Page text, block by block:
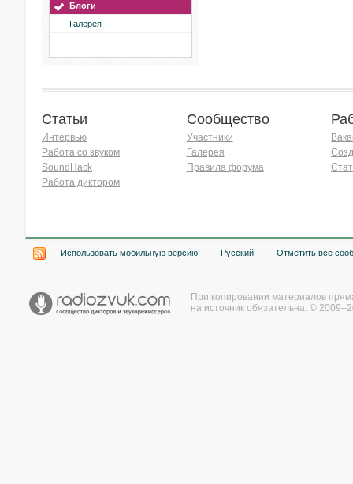
Блоги
Галерея
Статьи
Интервью
Работа со звуком
SoundHack
Работа диктором
Сообщество
Участники
Галерея
Правила форума
Использовать мобильную версию Русский Отметить все
При копировании материалов
на источник обязательна. ©